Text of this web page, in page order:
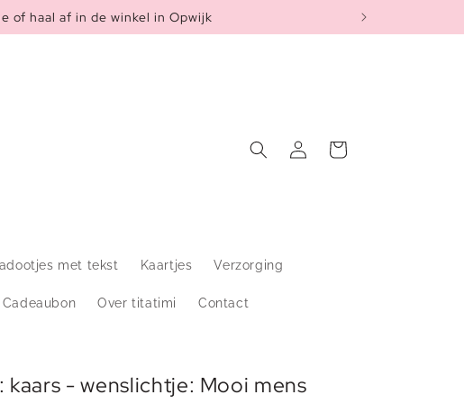
of haal af in de winkel in Opwijk
met tekst Kaartjes Verzorging
Cadeaubon Over titatimi Contact
Inloggen
Winkelwagen
kaars - wenslichtje: Mooi mens